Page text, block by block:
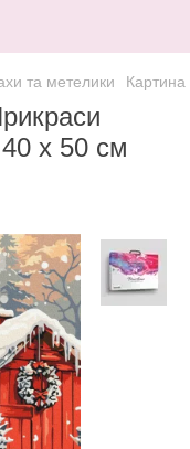
та метелики
х 50 см